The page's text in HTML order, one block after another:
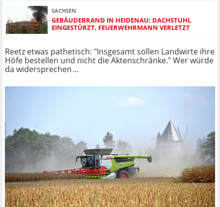
SACHSEN
GEBÄUDEBRAND IN HEIDENAU: DACHSTUHL
EINGESTÜRZT, FEUERWEHRMANN VERLETZT
Reetz etwas pathetisch: "Insgesamt sollen Landwirte ihre
Höfe bestellen und nicht die Aktenschränke." Wer würde
da widersprechen ...